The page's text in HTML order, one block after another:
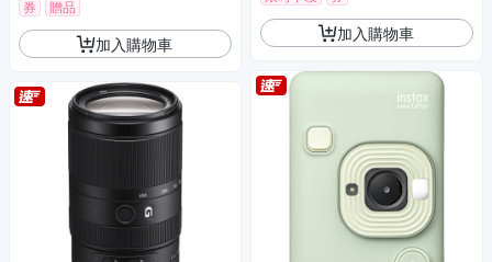
券 贈品
加入購物車 加入購物車